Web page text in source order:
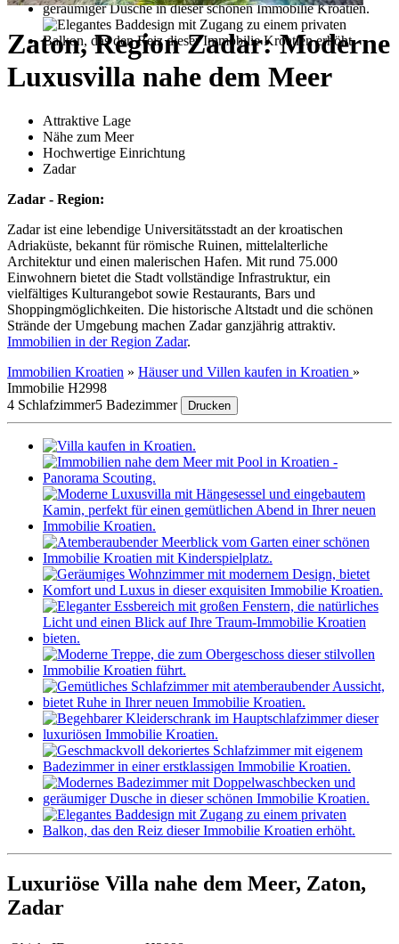
Zaton, Region Zadar: Moderne
Luxusvilla nahe dem Meer
Attraktive Lage
Nähe zum Meer
Hochwertige Einrichtung
Zadar
Zadar - Region:
Zadar ist eine lebendige Universitätsstadt an der kroatischen
Adriaküste, bekannt für römische Ruinen, mittelalterliche
Architektur und einen malerischen Hafen. Mit rund 75.000
Einwohnern bietet die Stadt vollständige Infrastruktur, ein
vielfältiges Kulturangebot sowie Restaurants, Bars und
Shoppingmöglichkeiten. Die historische Altstadt und die schönen
Strände der Umgebung machen Zadar ganzjährig attraktiv.
Immobilien in der Region Zadar.
Immobilien Kroatien » Häuser und Villen kaufen in Kroatien »
Immobilie H2998
4 Schlafzimmer5 Badezimmer Drucken
Luxuriöse Villa nahe dem Meer, Zaton,
Zadar